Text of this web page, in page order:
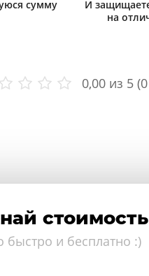
сумму
И
на
0,00 из 5 (0
стоимость
быстро и бесплатно :)